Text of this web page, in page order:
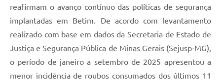
reafirmam o avanço contínuo das políticas de segurança
implantadas em Betim. De acordo com levantamento
realizado com base em dados da Secretaria de Estado de
Justiça e Segurança Pública de Minas Gerais (Sejusp-MG),
o período de janeiro a setembro de 2025 apresentou a
menor incidência de roubos consumados dos últimos 11